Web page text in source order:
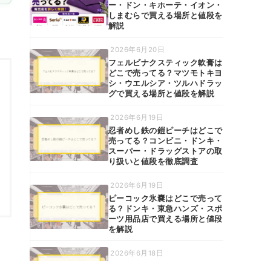
ー・ドン・キホーテ・イオン・
しまむらで買える場所と値段を
解説
2026年6月20日
フェルビナクスティック軟膏は
どこで売ってる？マツモトキヨ
シ・ウエルシア・ツルハドラッ
グで買える場所と値段を解説
2026年6月19日
忍者めし鉄の鎧ピーチはどこで
売ってる？コンビニ・ドンキ・
スーパー・ドラッグストアの取
り扱いと値段を徹底調査
2026年6月19日
ピーコック氷嚢はどこで売って
る？ドンキ・東急ハンズ・スポ
ーツ用品店で買える場所と値段
を解説
2026年6月18日